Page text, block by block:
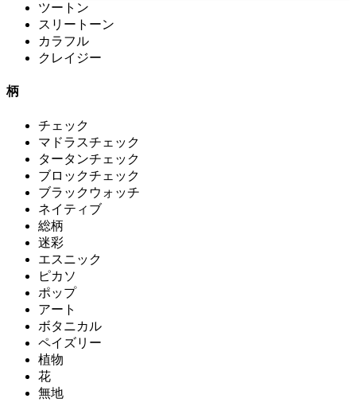
ツートン
スリートーン
カラフル
クレイジー
柄
チェック
マドラスチェック
タータンチェック
ブロックチェック
ブラックウォッチ
ネイティブ
総柄
迷彩
エスニック
ピカソ
ポップ
アート
ボタニカル
ペイズリー
植物
花
無地